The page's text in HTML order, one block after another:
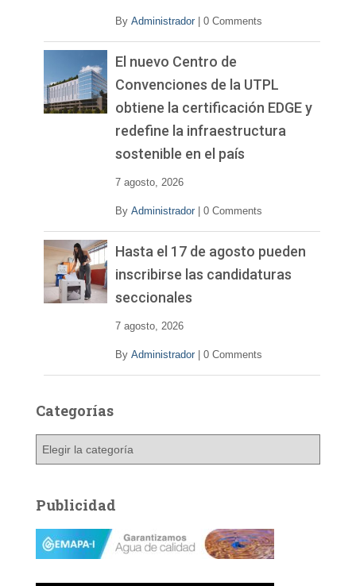
By Administrador 0 Comments
El nuevo Centro de
Convenciones de la UTPL
obtiene la certificación EDGE y
redefine la infraestructura
sostenible en el país
7 agosto, 2026
By Administrador 0 Comments
Hasta el 17 de agosto pueden
inscribirse las candidaturas
seccionales
7 agosto, 2026
By Administrador 0 Comments
Categorías
g
o
a
Publicidad